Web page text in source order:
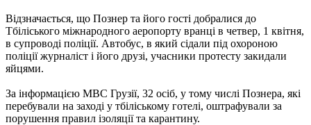
Відзначається, що Познер та його гості добралися до
Тбіліського міжнародного аеропорту вранці в четвер, 1 квітня,
в супроводі поліції. Автобус, в який сідали під охороною
поліції журналіст і його друзі, учасники протесту закидали
яйцями.
За інформацією МВС Грузії, 32 осіб, у тому числі Познера, які
перебували на заході у тбіліському готелі, оштрафували за
порушення правил ізоляції та карантину.